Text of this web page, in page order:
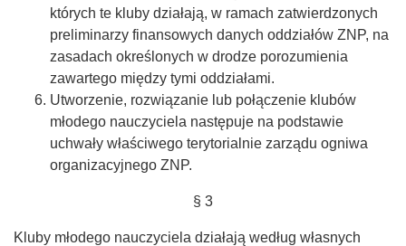
których te kluby działają, w ramach zatwierdzonych
preliminarzy finansowych danych oddziałów ZNP, na
zasadach określonych w drodze porozumienia
zawartego między tymi oddziałami.
Utworzenie, rozwiązanie lub połączenie klubów
młodego nauczyciela następuje na podstawie
uchwały właściwego terytorialnie zarządu ogniwa
organizacyjnego ZNP.
§ 3
Kluby młodego nauczyciela działają według własnych